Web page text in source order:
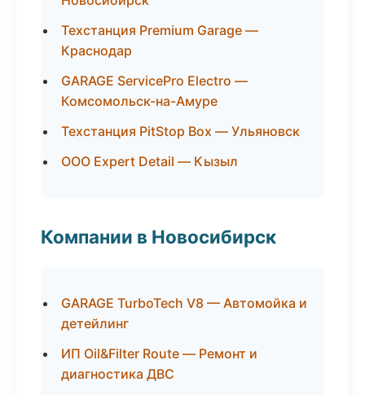
Техстанция Premium Garage —
Краснодар
GARAGE ServicePro Electro —
Комсомольск-на-Амуре
Техстанция PitStop Box — Ульяновск
ООО Expert Detail — Кызыл
Компании в Новосибирск
GARAGE TurboTech V8 — Автомойка и
детейлинг
ИП Oil&Filter Route — Ремонт и
диагностика ДВС